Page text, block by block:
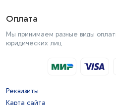
Оплата
Мы принимаем разные виды
юридических лиц
Реквизиты
Карта сайта